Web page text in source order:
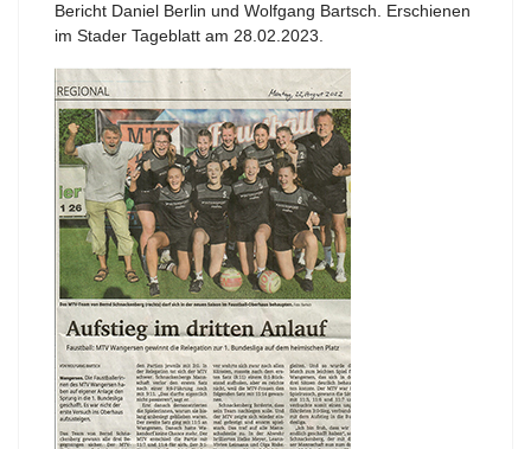
Bericht Daniel Berlin und Wolfgang Bartsch. Erschienen
im Stader Tageblatt am 28.02.2023.